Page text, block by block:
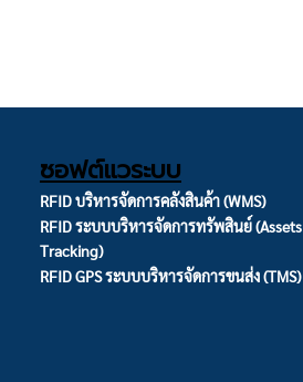
ซอฟต์แวระบบ
RFID บริหารจัดการคลังสินค้า (WMS)
RFID ระบบบริหารจัดการทรัพสินย์ (Assets
Tracking)
RFID GPS ระบบบริหารจัดการขนส่ง (TMS)